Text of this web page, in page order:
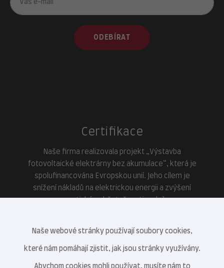
ODEBÍRAT
Certifikace
Naše firma realizovala projekt „Výstavba
fotovoltaické elektrárny bez akumulace“, která je
spolufinancována Evropskou unií. Jeho cílem je
snížení nákladů na elektrickou energii a zvýšení
Naše webové stránky používají soubory cookies,
které nám pomáhají zjistit, jak jsou stránky využívány.
Abychom cookies mohli používat, musíte nám to